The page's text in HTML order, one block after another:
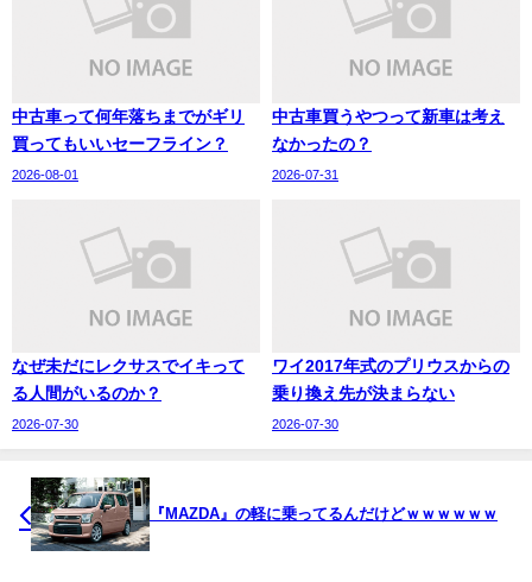
中古車って何年落ちまでがギリ
買ってもいいセーフライン？
2026-08-01
中古車買うやつって新車は考え
なかったの？
2026-07-31
なぜ未だにレクサスでイキって
る人間がいるのか？
2026-07-30
ワイ2017年式のプリウスからの
乗り換え先が決まらない
2026-07-30
『MAZDA』の軽に乗ってるんだけどｗｗｗｗｗｗ